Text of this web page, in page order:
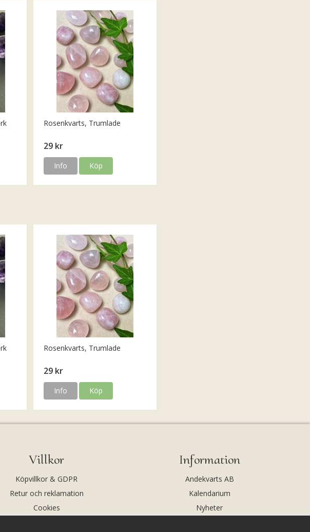
Rosenkvarts, Trumlade
29 kr
Info Köp
Rosenkvarts, Trumlade
29 kr
Info Köp
Villkor
Köpvillkor & GDPR
Retur och reklamation
Cookies
Information
Andekvarts AB
Kalendarium
Nyheter